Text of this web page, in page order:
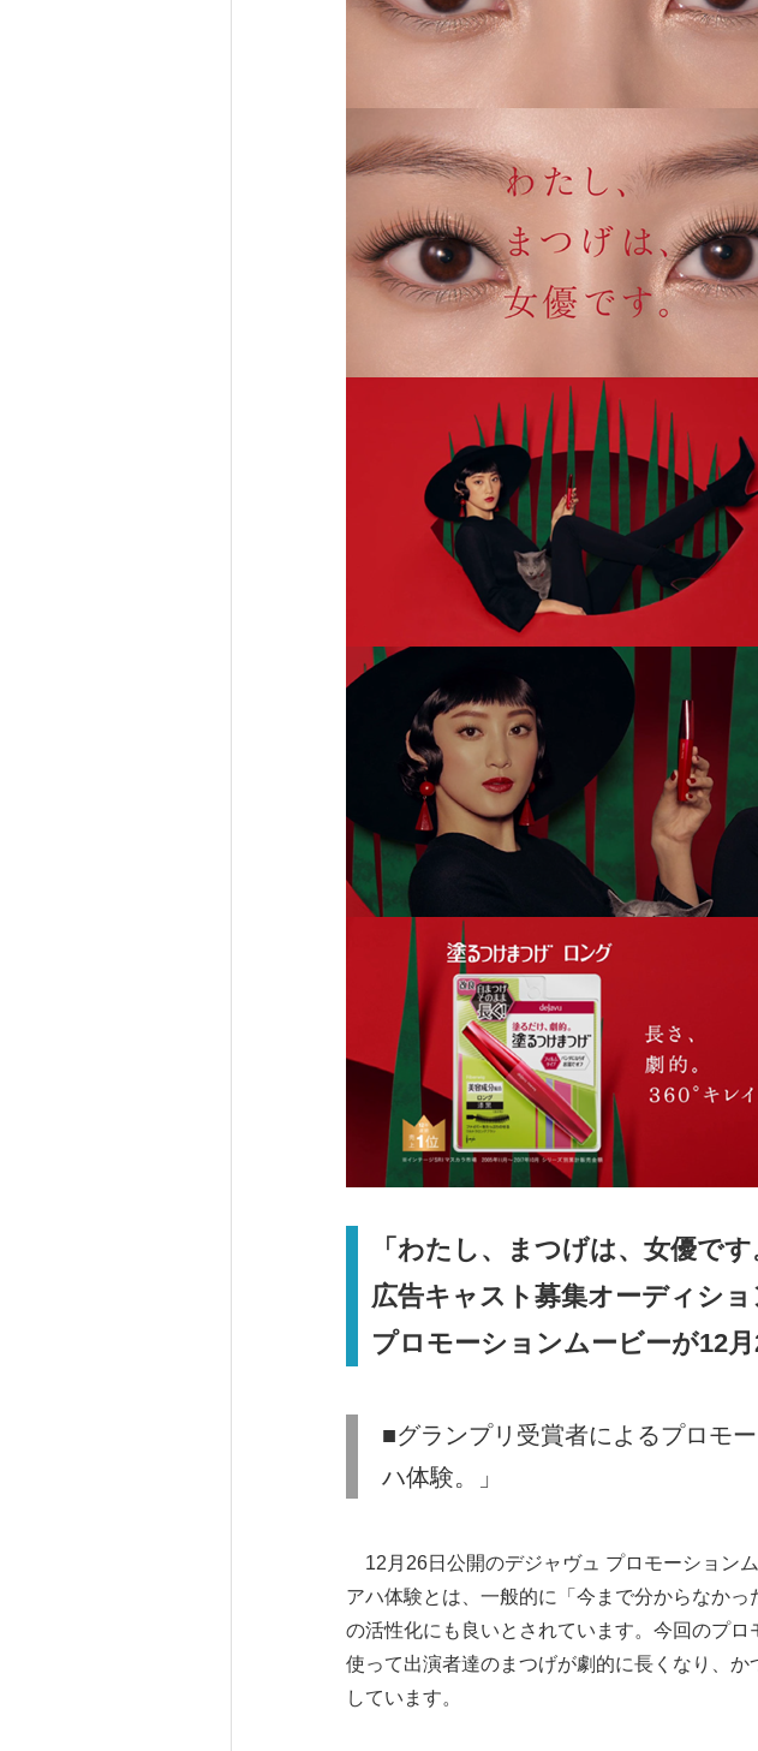
「わたし、まつげは、女優で
広告キャスト募集オーディシ
プロモーションムービーが12月
■グランプリ受賞者によるプロモ
ハ体験。」
12月26日公開のデジャヴュ プロモーション
アハ体験とは、一般的に「今まで分からなか
の活性化にも良いとされています。今回のプ
使って出演者達のまつげが劇的に長くなり、
しています。
English